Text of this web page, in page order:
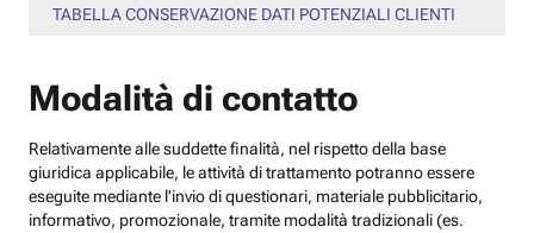
TABELLA CONSERVAZIONE DATI POTENZIALI CLIENTI
Modalità di contatto
Relativamente alle suddette finalità, nel rispetto della base
giuridica applicabile, le attività di trattamento potranno essere
eseguite mediante l’invio di questionari, materiale pubblicitario,
informativo, promozionale, tramite modalità tradizionali (es.